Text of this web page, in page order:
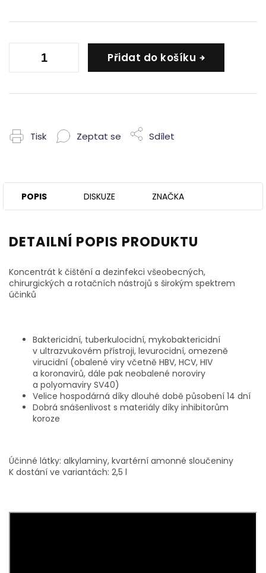
Přidat do košíku
Tisk Zeptat se Sdílet
POPIS DISKUZE ZNAČKA
DETAILNÍ POPIS PRODUKTU
Koncentrát k čištění a dezinfekci všeobecných,
chirurgických a rotačních nástrojů s širokým spektrem
účinků
Baktericidní, tuberkulocidní, mykobaktericidní
v ultrazvukovém přístroji, levurocidní, omezeně
virucidní (obalené viry včetně HBV, HCV, HIV
a koronavirů, dále pak neobalené noroviry
a polyomaviry SV40)
Velice hospodárná díky dlouhé době působení 14 dní
Dobrá snášenlivost s materiály díky inhibitorům
koroze
Účinné látky: alkylaminy, kvartérní amonné sloučeniny
K dostání ve variantách: 2,5 l